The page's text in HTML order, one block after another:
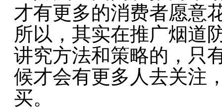
才有更多的消费者愿意
所以，其实在推广烟道
讲究方法和策略的，只
候才会有更多人去关注
买。